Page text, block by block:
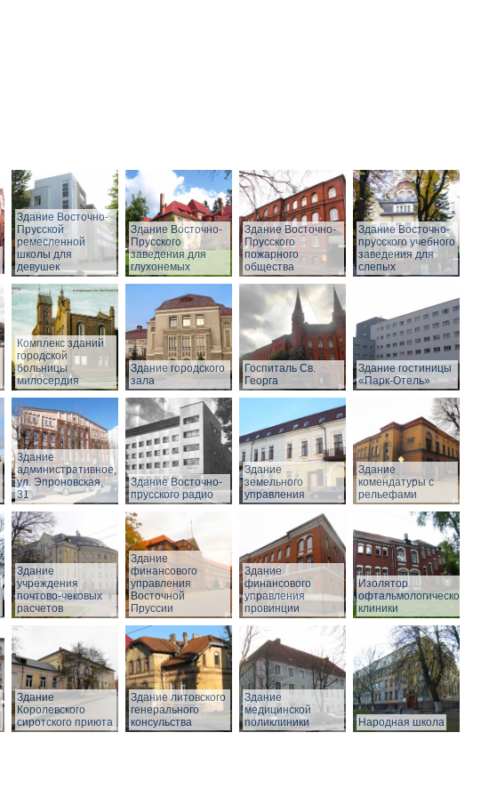
Здание Восточно-
Прусской
ремесленной
школы для
девушек
Здание Восточно-
Прусского
заведения для
глухонемых
Здание Восточно-
Прусского
пожарного
общества
Здание Восточно-
прусского учебного
заведения для
слепых
Комплекс зданий
городской
больницы
милосердия
Здание городского
зала
Госпиталь Св.
Георга
Здание гостиницы
«Парк-Отель»
Здание
административное,
ул. Эпроновская,
31
Здание Восточно-
прусского радио
Здание
земельного
управления
Здание
комендатуры с
рельефами
Здание
учреждения
почтово-чековых
расчетов
Здание
финансового
управления
Восточной
Пруссии
Здание
финансового
управления
провинции
Изолятор
офтальмологической
клиники
Здание
Королевского
сиротского приюта
Здание литовского
генерального
консульства
Здание
медицинской
поликлиники
Народная школа